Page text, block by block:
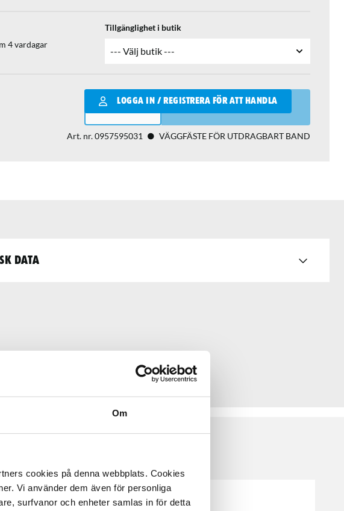
Om
cookies på denna webbplats. Cookies
Vi använder dem även för personliga
surfvanor och enheter samlas in för detta
4 vardagar
Tillgänglighet i butik
LOGGA IN / REGISTRERA FÖR ATT HANDLA
Qantity
LÄGG I VARUKORGEN
Art. nr.0957595031 VÄGGFÄSTE FÖR UTDRAGBART BAND
data